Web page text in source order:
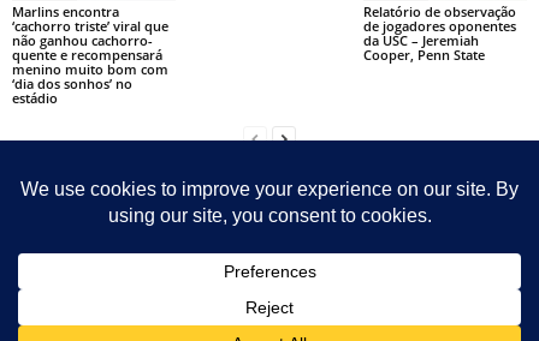
Marlins encontra
‘cachorro triste’ viral que
não ganhou cachorro-
quente e recompensará
menino muito bom com
‘dia dos sonhos’ no
estádio
Relatório de observação
de jogadores oponentes
da USC – Jeremiah
Cooper, Penn State
Contact Sitemap Sobre Nosotras